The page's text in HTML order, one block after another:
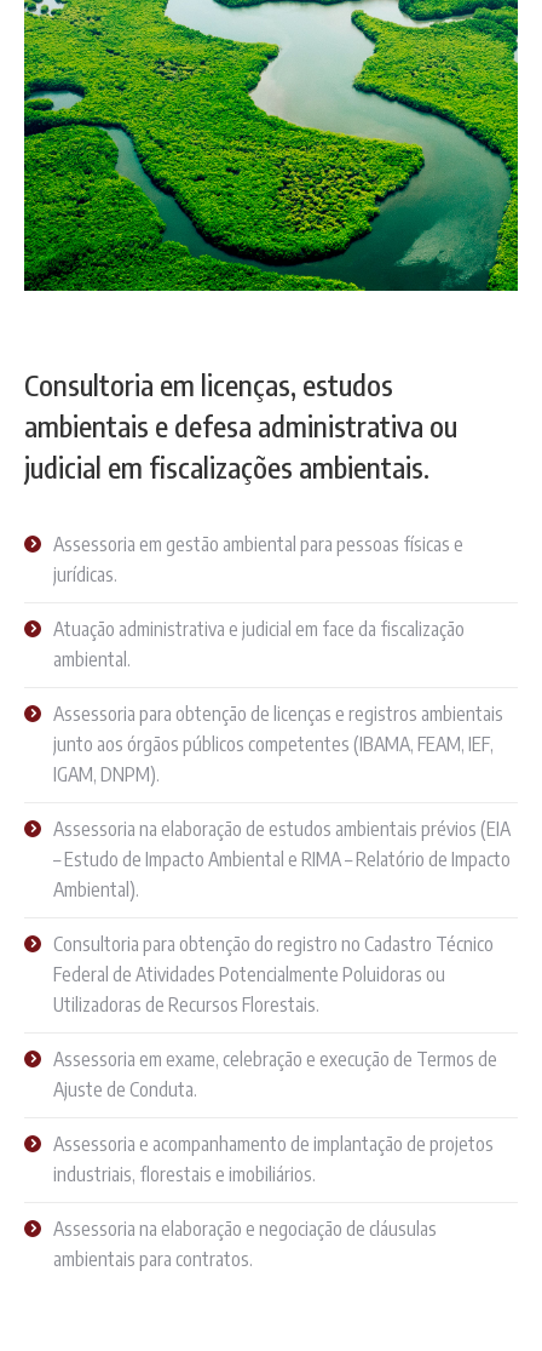
Consultoria em licenças, estudos
ambientais e defesa administrativa ou
judicial em fiscalizações ambientais.
Assessoria em gestão ambiental para pessoas físicas e
jurídicas.
Atuação administrativa e judicial em face da fiscalização
ambiental.
Assessoria para obtenção de licenças e registros ambientais
junto aos órgãos públicos competentes (IBAMA, FEAM, IEF,
IGAM, DNPM).
Assessoria na elaboração de estudos ambientais prévios (EIA
– Estudo de Impacto Ambiental e RIMA – Relatório de Impacto
Ambiental).
Consultoria para obtenção do registro no Cadastro Técnico
Federal de Atividades Potencialmente Poluidoras ou
Utilizadoras de Recursos Florestais.
Assessoria em exame, celebração e execução de Termos de
Ajuste de Conduta.
Assessoria e acompanhamento de implantação de projetos
industriais, florestais e imobiliários.
Assessoria na elaboração e negociação de cláusulas
ambientais para contratos.